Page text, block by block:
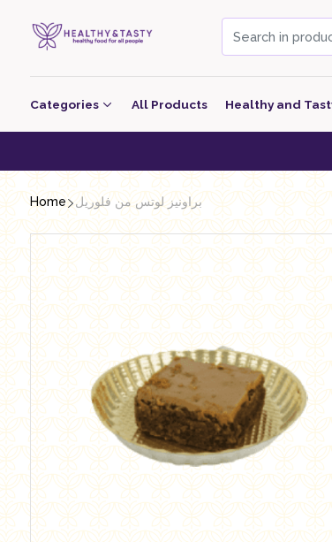
Categories
Bakery
معجنات Pastry
Grocery
Dairy
Nutritional Energy Bars
Poultry
العروض Offers
Butchry
رايس كيك Rice cake
Healthy Cola
All Products Healthy and
Home براونيز لوتس من فلوريل